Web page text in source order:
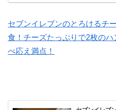
セブンイレブンのとろけるチ
食！チーズたっぷりで2枚の
べ応え満点！